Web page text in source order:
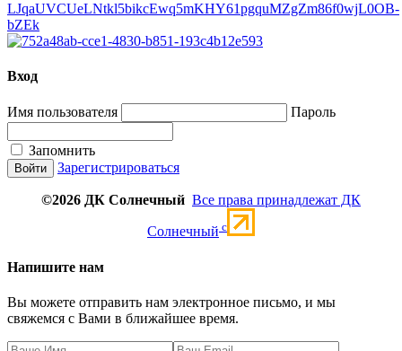
Вход
Имя пользователя Пароль
Запомнить
Зарегистрироваться
©2026 ДК Солнечный Все права принадлежат ДК
Солнечный c
Напишите нам
Вы можете отправить нам электронное письмо, и мы
свяжемся с Вами в ближайшее время.